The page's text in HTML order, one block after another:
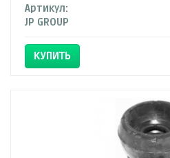
Артикул:
JP GROUP
КУПИТЬ